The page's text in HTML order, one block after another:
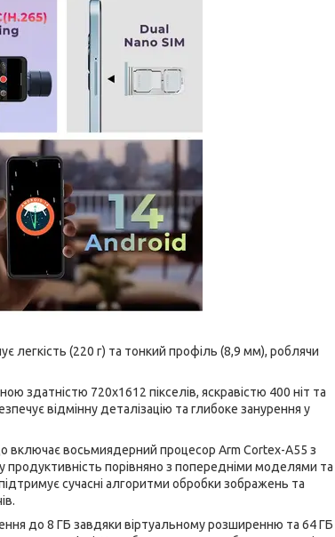
(220 г) та тонкий профіль (8,9 мм), роблячи
720x1612 пікселів, яскравістю 400 ніт та
відмінну деталізацію та глибоке занурення у
включає восьмиядерний процесор Arm Cortex-A55 з
продуктивність порівняно з попередніми моделями та
сучасні алгоритми обробки зображень та
до 8 ГБ завдяки віртуальному розширенню та 64 ГБ